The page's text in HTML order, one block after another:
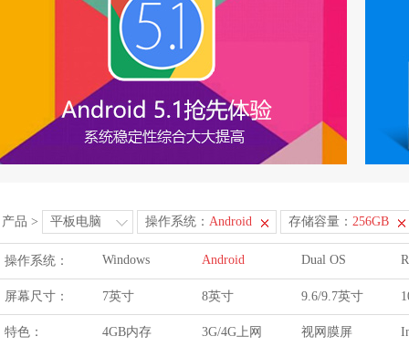
产品 > 平板电脑 操作系统： Android 存储容量： 256GB
操作系统： Windows Android Dual OS
屏幕尺寸： 7英寸 8英寸 9.6/9.7英寸
特色： 4GB内存 3G/4G上网 视网膜屏